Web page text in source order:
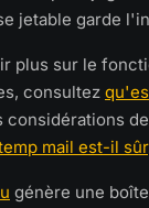
jetable garde
plus sur le
consultez
considérations
mail est-il sûr
génère une